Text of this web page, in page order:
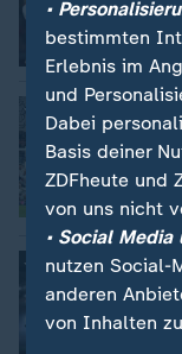
von
:
Mit
von
:
von
•
bestimmten
Erlebnis im
und
Dabei
Basis deiner
ZDFheute und
von uns nicht
• Social
nutzen Social-
anderen
von Inhalten